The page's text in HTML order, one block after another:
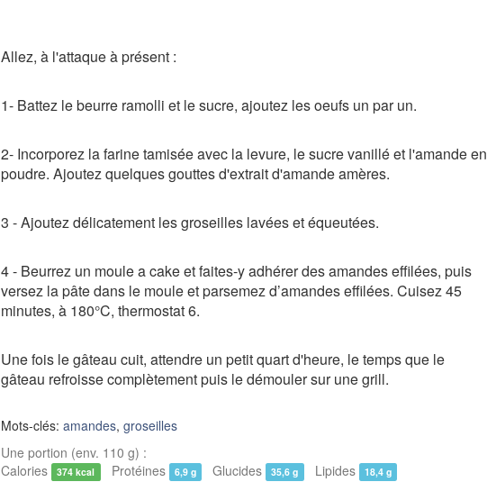
Allez, à l'attaque à présent :
1- Battez le beurre ramolli et le sucre, ajoutez les oeufs un par un.
2- Incorporez la farine tamisée avec la levure, le sucre vanillé et l'amande en
poudre. Ajoutez quelques gouttes d'extrait d'amande amères.
3 - Ajoutez délicatement les groseilles lavées et équeutées.
4 - Beurrez un moule a cake et faites-y adhérer des amandes effilées, puis
versez la pâte dans le moule et parsemez d’amandes effilées. Cuisez 45
minutes, à 180°C, thermostat 6.
Une fois le gâteau cuit, attendre un petit quart d'heure, le temps que le
gâteau refroisse complètement puis le démouler sur une grill.
Mots-clés: amandes, groseilles
Une portion (env. 110 g) :
Calories
374 kcal Protéines 6,9 g Glucides 35,6 g Lipides 18,4 g